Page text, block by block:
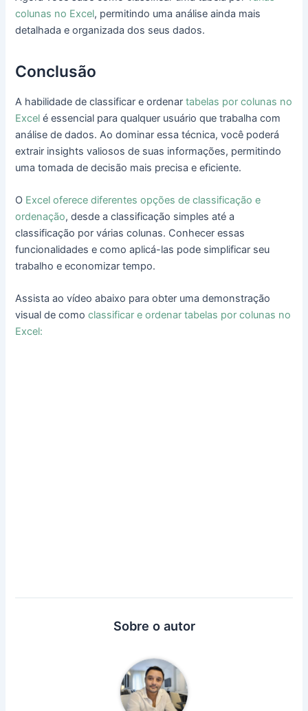
colunas no Excel, permitindo uma análise ainda mais
detalhada e organizada dos seus dados.
Conclusão
A habilidade de classificar e ordenartabelas por colunas no
Excel é essencial para qualquer usuário que trabalha com
análise de dados. Ao dominar essa técnica, você poderá
extrair insights valiosos de suas informações, permitindo
uma tomada de decisão mais precisa e eficiente.
O Excel oferece diferentes opções de classificação e
ordenação, desde a classificação simples até a
classificação por várias colunas. Conhecer essas
funcionalidades e como aplicá-las pode simplificar seu
trabalho e economizar tempo.
Assista ao vídeo abaixo para obter uma demonstração
visual de comoclassificar e ordenar tabelas por colunas no
Excel:
Sobre o autor